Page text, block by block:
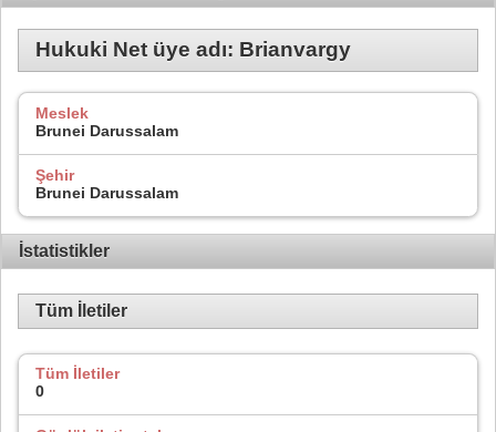
Hukuki Net üye adı: Brianvargy
Meslek
Brunei Darussalam
Şehir
Brunei Darussalam
İstatistikler
Tüm İletiler
Tüm İletiler
0